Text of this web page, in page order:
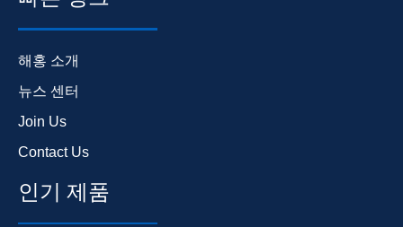
해홍 소개
뉴스 센터
Join Us
Contact Us
인기 제품